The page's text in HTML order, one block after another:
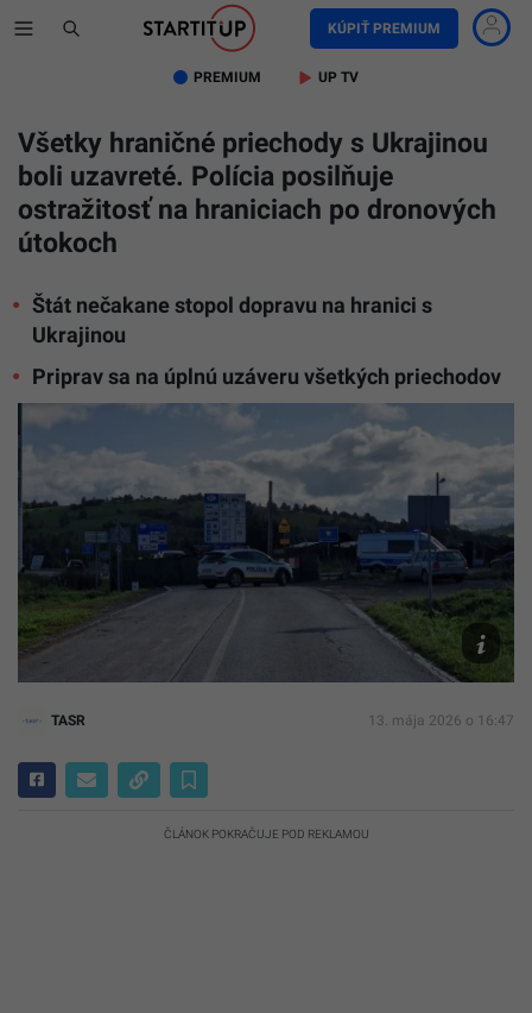
KÚPIŤ PREMIUM
PREMIUM UP TV
Všetky hraničné priechody s Ukrajinou
boli uzavreté. Polícia posilňuje
ostražitosť na hraniciach po dronových
útokoch
Štát nečakane stopol dopravu na hranici s
Ukrajinou
Priprav sa na úplnú uzáveru všetkých priechodov
foto
TASR/
TASR 13. mája 2026 o 16:47
ČLÁNOK POKRAČUJE POD REKLAMOU